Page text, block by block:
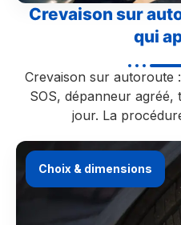
Crevaison sur
qui
Crevaison sur autoroute
SOS, dépanneur agréé,
jour. La
Choix & dimensions